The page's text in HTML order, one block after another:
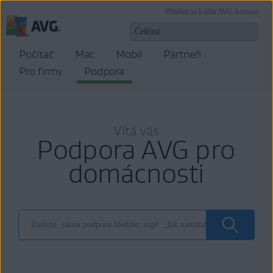
Přihlásit se k účtu AVG Account
Počítač Mac Mobil
Partneři
Pro firmy
Podpora
Vítá vás
Podpora AVG pro
domácnosti